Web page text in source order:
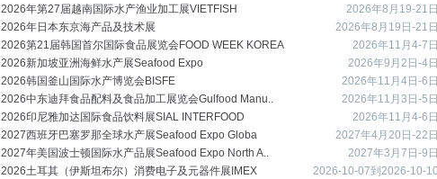
2026年第27届越南国际水产渔业加工展VIETFISH
2026年8月19-21日
2026年日本东京海产品及技术展
2026年8月19日-21日
2026第21届韩国首尔国际食品展览会FOOD WEEK KOREA
2026年11月4-7日
2026新加坡亚洲海鲜水产展Seafood Expo
2026年9月2日-4日
2026韩国釜山国际水产博览会BISFE
2026年11月4日-6日
2026中东迪拜食品配料及食品加工展览会Gulfood Manu..
2026年11月3日-5日
2026印尼雅加达国际食品饮料展SIAL INTERFOOD
2026年11月4-6日
2027西班牙巴塞罗那全球水产展Seafood Expo Globa
2027年4月20日-22日
2027年美国波士顿国际水产品展Seafood Expo North A..
2027年3月7日-9日
2026土耳其（伊斯坦布尔）消费电子及元器件展IMEX
2026-10-07到2026-10-10